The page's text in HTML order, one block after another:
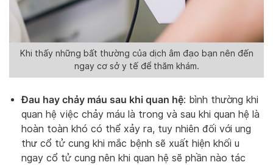
Khi thấy những bất thường của dịch âm đạo bạn nên đến
ngay cơ sở y tế để thăm khám.
Đau hay chảy máu sau khi quan hệ: bình thường khi
quan hệ việc chảy máu là trong và sau khi quan hệ là
hoàn toàn khó có thể xảy ra, tuy nhiên đối với ung
thư cổ tử cung khi mắc bệnh sẽ xuất hiện khối u
ngay cổ tử cung nên khi quan hệ sẽ phần nào tác